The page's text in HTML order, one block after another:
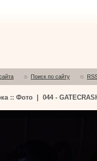
Поиск по сайту
:: Фото | 044 -